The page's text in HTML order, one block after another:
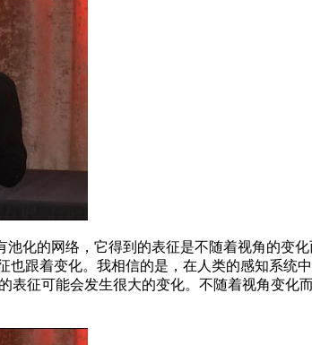
的网络，它得到的表征是不随着视角的变化
也跟着变化。我相信的是，在人类的感知系
征可能会发生很大的变化。不随着视角变化